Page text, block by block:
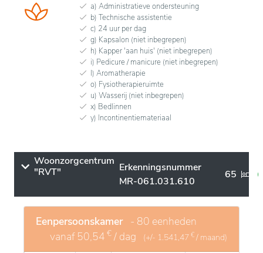
a) Administratieve ondersteuning
b) Technische assistentie
c) 24 uur per dag
g) Kapsalon (niet inbegrepen)
h) Kapper 'aan huis' (niet inbegrepen)
i) Pedicure / manicure (niet inbegrepen)
l) Aromatherapie
o) Fysiotherapieruimte
u) Wasserij (niet inbegrepen)
x) Bedlinnen
y) Incontinentiemateriaal
Woonzorgcentrum
"RVT"
Erkenningsnummer
MR-061.031.610
65
Eenpersoonskamer - 80 eenheden
vanaf 50,54 € / dag (+/- 1.541,47 € / maand)